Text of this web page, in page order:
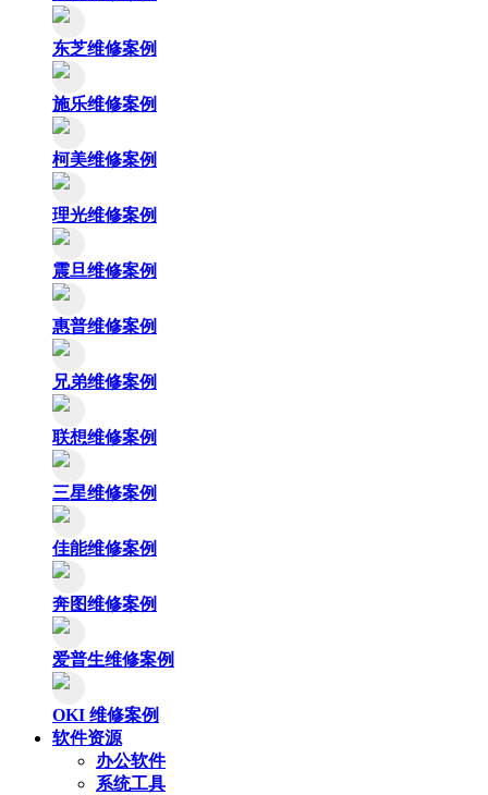
东芝维修案例
施乐维修案例
柯美维修案例
理光维修案例
震旦维修案例
惠普维修案例
兄弟维修案例
联想维修案例
三星维修案例
佳能维修案例
奔图维修案例
爱普生维修案例
OKI 维修案例
软件资源
办公软件
系统工具